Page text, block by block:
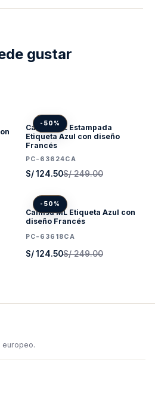
gustar
-50%
Camisa ML Estampada
Etiqueta Azul con diseño
Francés
PC-63624CA
S/ 124.50S/ 249.00
-50%
Camisa ML Etiqueta Azul con
diseño Francés
PC-63618CA
S/ 124.50S/ 249.00
europeo.